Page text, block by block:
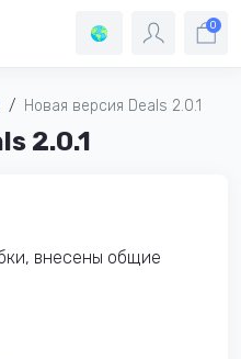
0
Новая версия Deals 2.0.1
2.0.1
внесены общие